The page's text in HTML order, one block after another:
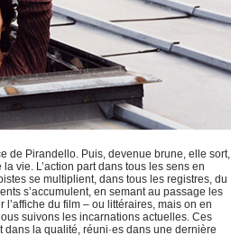
de Pirandello. Puis, devenue brune, elle sort,
vie. L’action part dans tous les sens en
se multiplient, dans tous les registres, du
s’accumulent, en semant au passage les
du film – ou littéraires, mais on en
suivons les incarnations actuelles. Ces
la qualité, réuni·es dans une dernière